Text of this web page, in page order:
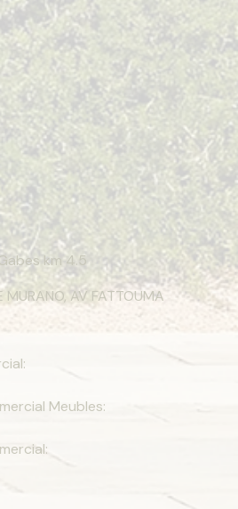
km 4.5
MURANO, AV FATTOUMA
Meubles: